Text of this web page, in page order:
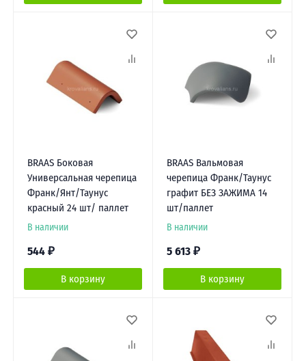
BRAAS Боковая
Универсальная черепица
Франк/Янт/Таунус
красный 24 шт/ паллет
В наличии
544 ₽
В корзину
BRAAS Вальмовая
черепица Франк/Таунус
графит БЕЗ ЗАЖИМА 14
шт/паллет
В наличии
5 613 ₽
В корзину